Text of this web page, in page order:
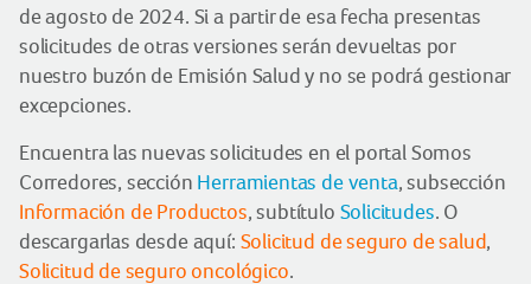
de agosto de 2024. Si a partir de esa fecha presentas
solicitudes de otras versiones serán devueltas por
nuestro buzón de Emisión Salud y no se podrá gestionar
excepciones.
Encuentra las nuevas solicitudes en el portal Somos
Corredores, sección Herramientas de venta, subsección
Información de Productos, subtítulo Solicitudes. O
descargarlas desde aquí: Solicitud de seguro de salud,
Solicitud de seguro oncológico.